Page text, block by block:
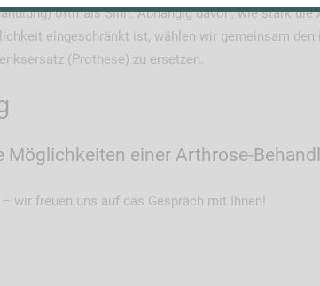
oftmals Sinn. Abhängig davon, wie stark
eingeschränkt ist, wählen wir gemeinsam
(Prothese) zu ersetzen.
Möglichkeiten einer Arthrose-
wir freuen uns auf das Gespräch mit Ihnen!